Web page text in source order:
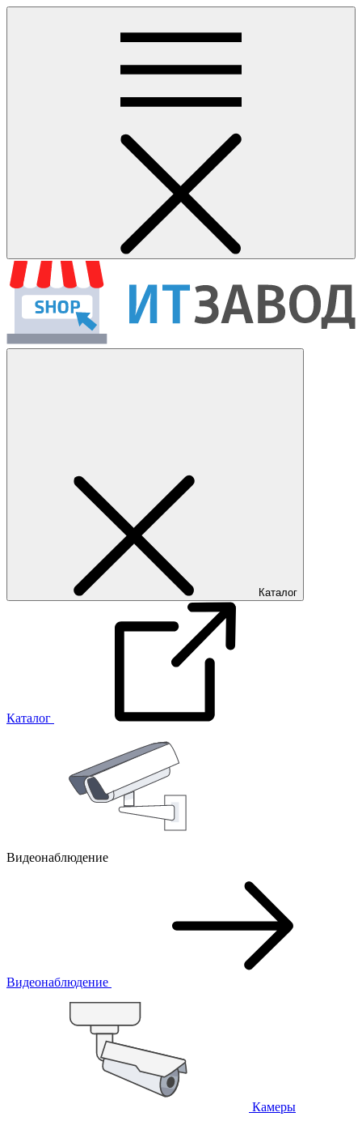
Каталог
Каталог
Видеонаблюдение
Видеонаблюдение
Камеры